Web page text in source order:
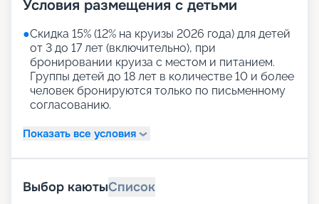
Условия размещения с детьми
●Скидка 15% (12% на круизы 2026 года) для детей
от 3 до 17 лет (включительно), при
бронировании круиза с местом и питанием.
Группы детей до 18 лет в количестве 10 и более
человек бронируются только по письменному
согласованию.
Показать все условия
Выбор каютыСписок